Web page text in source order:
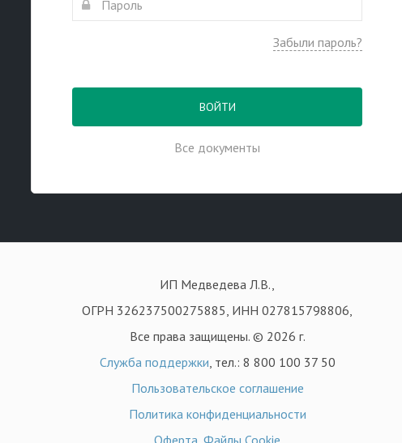
Забыли пароль?
ВОЙТИ
Все документы
ИП Медведева Л.В.,
ОГРН 326237500275885, ИНН 027815798806,
Все права защищены. © 2026 г.
Служба поддержки, тел.: 8 800 100 37 50
Пользовательское соглашение
Политика конфиденциальности
Оферта, Файлы Cookie